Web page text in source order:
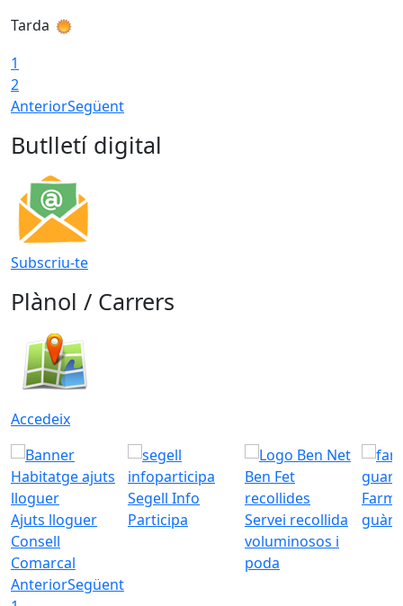
Tarda
1
2
AnteriorSegüent
Butlletí digital
Subscriu-te
Plànol / Carrers
Accedeix
Ajuts lloguer
Consell
Comarcal
Segell Info
Participa
Servei recollida
voluminosos i
poda
AnteriorSegüent